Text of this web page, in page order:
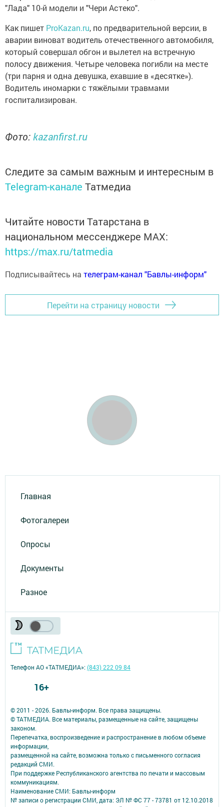
"Лада" 10-й модели и "Чери Астеко".
Как пишет ProKazan.ru, по предварительной версии, в
аварии виноват водитель отечественного автомобиля,
который совершал обгон и вылетел на встречную
полосу движения. Четыре человека погибли на месте
(три парня и одна девушка, ехавшие в «десятке»).
Водитель иномарки с тяжёлыми травмами
госпитализирован.
Фото:kazanfirst.ru
Следите за самым важным и интересным в
Telegram-канале Татмедиа
Читайте новости Татарстана в
национальном мессенджере MАХ:
https://max.ru/tatmedia
Подписывайтесь на телеграм-канал "Бавлы-информ"
Перейти на страницу новости
Главная
Фотогалереи
Опросы
Документы
Разное
© 2011 - 2026. Бавлы-информ. Все права защищены.
© ТАТМЕДИА. Все материалы, размещенные на сайте, защищены
законом.
Перепечатка, воспроизведение и распространение в любом объеме
информации,
размещенной на сайте, возможна только с письменного согласия
редакций СМИ.
При поддержке Республиканского агентства по печати и массовым
коммуникациям.
Наименование СМИ: Бавлы-информ
№ записи о регистрации СМИ, дата: ЭЛ № ФС 77 - 73781 от 12.10.2018
Телефон АО «ТАТМЕДИА»:(843) 222 09 84
16+